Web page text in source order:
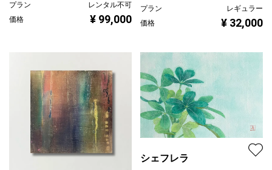
プラン
レンタル不可
価格
¥ 99,000
プラン
レギュラー
価格
¥ 32,000
シェフレラ